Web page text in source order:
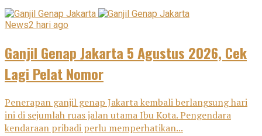
News2 hari ago
Ganjil Genap Jakarta 5 Agustus 2026, Cek
Lagi Pelat Nomor
Penerapan ganjil genap Jakarta kembali berlangsung hari
ini di sejumlah ruas jalan utama Ibu Kota. Pengendara
kendaraan pribadi perlu memperhatikan...